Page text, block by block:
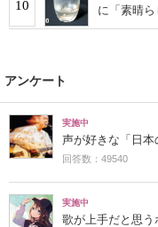
10 に「素晴
アンケート
実施中
声が好きな「日本
回答数：49540
実施中
歌が上手だと思う